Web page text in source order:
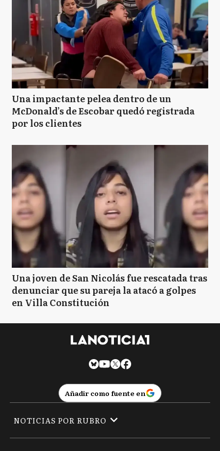
Una impactante pelea dentro de un
McDonald’s de Escobar quedó registrada
por los clientes
Una joven de San Nicolás fue rescatada tras
denunciar que su pareja la atacó a golpes
en Villa Constitución
Añadir como fuente en
NOTICIAS POR RUBRO